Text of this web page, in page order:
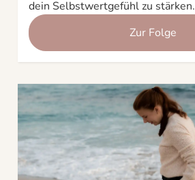
dein Selbstwertgefühl zu stärken.
Zur Folge